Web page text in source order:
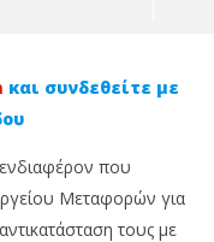
και συνδεθείτε με
ενδιαφέρον που
Μεταφορών για
τους με